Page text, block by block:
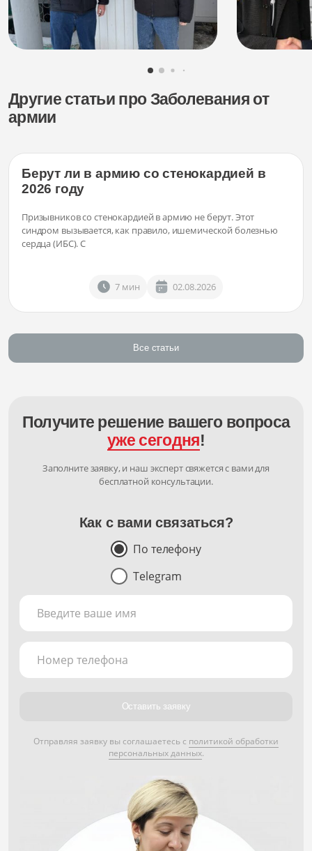
Другие статьи про Заболевания от
армии
Берут ли в армию со стенокардией в
2026 году
Призывников со стенокардией в армию не берут. Этот
синдром вызывается, как правило, ишемической болезнью
сердца (ИБС). С
7 мин 02.08.2026
Все статьи
Получите решение вашего вопроса
уже сегодня!
Заполните заявку, и наш эксперт свяжется с вами для
бесплатной консультации.
Как с вами связаться?
По телефону
Telegram
Введите ваше имя
Номер телефона
Оставить заявку
Отправляя заявку вы соглашаетесь с политикой обработки
персональных данных.